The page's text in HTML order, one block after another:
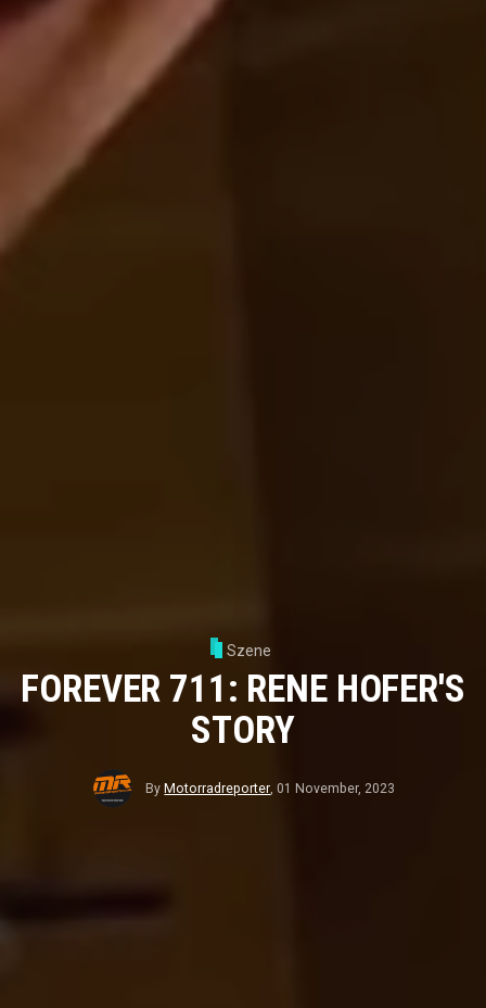
Szene
FOREVER 711: RENE HOFER'S
STORY
By Motorradreporter,01 November, 2023